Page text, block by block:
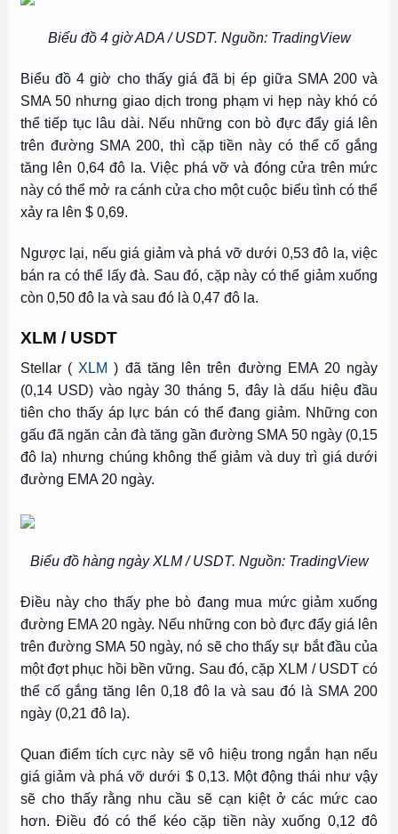
Biểu đồ 4 giờ ADA / USDT. Nguồn: TradingView
Biểu đồ 4 giờ cho thấy giá đã bị ép giữa SMA 200 và
SMA 50 nhưng giao dịch trong phạm vi hẹp này khó có
thể tiếp tục lâu dài. Nếu những con bò đực đẩy giá lên
trên đường SMA 200, thì cặp tiền này có thể cố gắng
tăng lên 0,64 đô la. Việc phá vỡ và đóng cửa trên mức
này có thể mở ra cánh cửa cho một cuộc biểu tình có thể
xảy ra lên $ 0,69.
Ngược lại, nếu giá giảm và phá vỡ dưới 0,53 đô la, việc
bán ra có thể lấy đà. Sau đó, cặp này có thể giảm xuống
còn 0,50 đô la và sau đó là 0,47 đô la.
XLM / USDT
Stellar ( XLM ) đã tăng lên trên đường EMA 20 ngày
(0,14 USD) vào ngày 30 tháng 5, đây là dấu hiệu đầu
tiên cho thấy áp lực bán có thể đang giảm. Những con
gấu đã ngăn cản đà tăng gần đường SMA 50 ngày (0,15
đô la) nhưng chúng không thể giảm và duy trì giá dưới
đường EMA 20 ngày.
Biểu đồ hàng ngày XLM / USDT. Nguồn: TradingView
Điều này cho thấy phe bò đang mua mức giảm xuống
đường EMA 20 ngày. Nếu những con bò đực đẩy giá lên
trên đường SMA 50 ngày, nó sẽ cho thấy sự bắt đầu của
một đợt phục hồi bền vững. Sau đó, cặp XLM / USDT có
thể cố gắng tăng lên 0,18 đô la và sau đó là SMA 200
ngày (0,21 đô la).
Quan điểm tích cực này sẽ vô hiệu trong ngắn hạn nếu
giá giảm và phá vỡ dưới $ 0,13. Một động thái như vậy
sẽ cho thấy rằng nhu cầu sẽ cạn kiệt ở các mức cao
hơn. Điều đó có thể kéo cặp tiền này xuống 0,12 đô